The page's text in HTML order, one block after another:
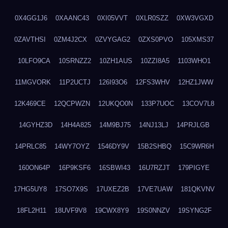
0X4GG1J6 0XAANC43 0XI05VVT 0XLR0SZZ 0XW3VGXD
0ZAVTHSI 0ZM4J2CX 0ZVYGAG2 0ZXS0PVO 105XMS37
10LFO9CA 10SRNZZ2 10ZH1AUS 10ZZI8A5 1103WHO1
11MGVORK 11P2UCTJ 126I93O6 12FS3WHV 12HZ1JWW
12K469CE 12QCPWZN 12UKQO0N 133P7UOC 13COV7L8
14GYHZ3D 14H4A825 14M9BJ75 14NJ13LJ 14PRJLGB
14PRLC85 14WY7OYZ 1546DY9V 15B2SHBQ 15C9WR6H
160ON64P 16P9KSF6 16SBWI43 16U7RZJT 179PIGYE
17HG5UY8 17SO7X9S 17UXEZ2B 17VE7UAW 181QKVNV
18FL2H11 18UVF9V8 19CWX8Y9 19S0NNZV 19SYNG2F